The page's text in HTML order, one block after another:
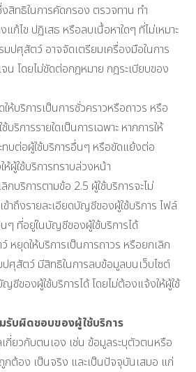
สิทธิในการคัดกรอง ตรวจทาน ทำ
ก้ไข ปฏิเสธ หรือลบเนื้อหาใดๆ ที่ไม่เหมาะ
ปศุสัตว์ อาจจัดเตรียมเครื่องมือในการ
น โดยไม่ขัดต่อกฎหมาย กฎระเบียบของ
บริการเป็นการชั่วคราวหรือถาวร หรือ
บริการรายใดเป็นการเฉพาะ หากการให้
บต่อผู้ใช้บริการอื่นๆ หรือขัดแย้งต่อ
ผู้ใช้บริการทราบล่วงหน้า
กบริการตามข้อ 2.5 ผู้ใช้บริการจะไม่
เข้าถึงรายละเอียดบัญชีของผู้ใช้บริการ ไฟล์
ๆ ที่อยู่ในบัญชีของผู้ใช้บริการได้
ยุดให้บริการเป็นการถาวร หรือยกเลิก
ปศุสัตว์ มีสิทธิในการลบข้อมูลบนเว็บไซต์
ชีของผู้ใช้บริการได้ โดยไม่ต้องแจ้งให้ผู้ใช้
รับผิดชอบของผู้ใช้บริการ
เกี่ยวกับตนเอง เช่น ข้อมูลระบุตัวตนหรือ
กต้อง เป็นจริง และเป็นปัจจุบันเสมอ แก่